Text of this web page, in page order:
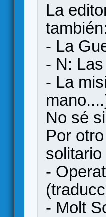
La
también:
- La
- N:
- La
No sé
Por
solitario
-
- Molt